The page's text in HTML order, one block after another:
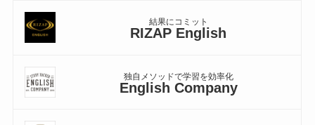
結果にコミット
RIZAP English
独自メソッドで学習を効率化
English Company